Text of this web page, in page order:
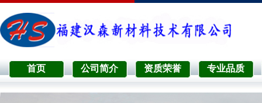
首页 公司简介 资质荣誉 专业品质